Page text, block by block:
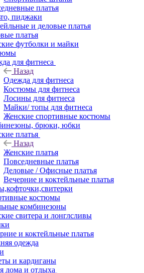
платья
пиджаки
и деловые платья
платья
футболки и майки
для фитнеса
Назад
Одежда для фитнеса
Костюмы для фитнеса
Лосины для фитнеса
Майки/ топы для фитнеса
Женские спортивные костюмы
брюки, юбки
платья
Назад
Женские платья
Повседневные платья
Деловые / Офисные платья
Вечерние и коктейльные платья
костюмы
комбинезоны
свитера и лонглсливы
и коктейльные платья
одежда
и кардиганы
дома и отдыха